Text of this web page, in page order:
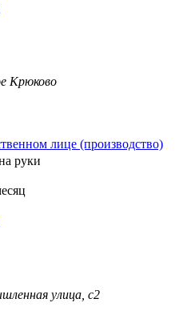
Крюково
лице (производство)
руки
улица, с2